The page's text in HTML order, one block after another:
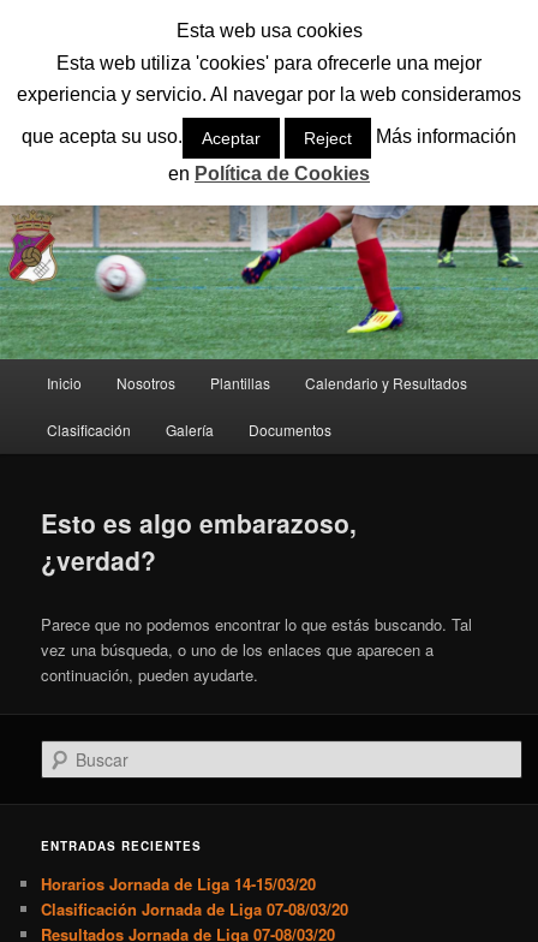
contenido
principal
contenido
secundario
CD SAN LORENZO
El mejor equipo del fútbol base de León
principal
Inicio Nosotros Plantillas Calendario y Resultados
Clasificación Galería Documentos
Esto es algo embarazoso,
¿verdad?
Parece que no podemos encontrar lo que estás buscando. Tal
vez una búsqueda, o uno de los enlaces que aparecen a
continuación, pueden ayudarte.
Buscar
ENTRADAS RECIENTES
Horarios Jornada de Liga 14-15/03/20
Clasificación Jornada de Liga 07-08/03/20
Resultados Jornada de Liga 07-08/03/20
Esta web usa cookies
Esta web utiliza 'cookies' para ofrecerle una mejor
experiencia y servicio. Al navegar por la web consideramos
que acepta su uso. Aceptar Reject
Más información
en Política de Cookies